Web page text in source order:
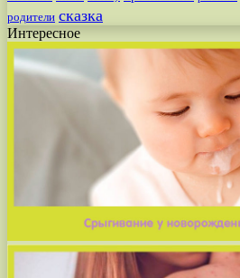
родители сказка
Интересное